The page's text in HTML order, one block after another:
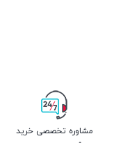
مشاوره تخصصی خرید